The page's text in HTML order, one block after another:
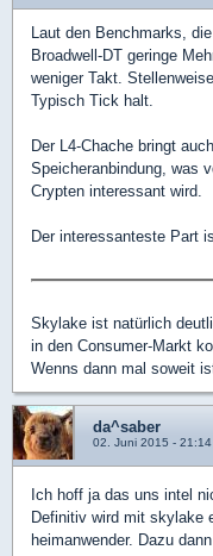
Laut den Benchmarks,
Broadwell-DT geringe
weniger Takt.
Typisch Tick halt.
Der L4-Chache bringt
Speicheranbindung, was
Crypten interessant wird.
Der interessanteste Part
Skylake ist natürlich
in den Consumer-Markt
Wenns dann mal soweit
da^saber
02. Juni 2015 - 21:14
Ich hoff ja das uns intel
Definitiv wird mit skylake
heimanwender. Dazu